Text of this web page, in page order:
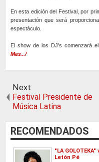
En esta edición del Festival, por
presentación que será
espectáculo.
El show de los DJ’s comenzará
Mas.../
Next
Festival Presidente de
Música Latina
RECOMENDADOS
"LA
Letón Pé